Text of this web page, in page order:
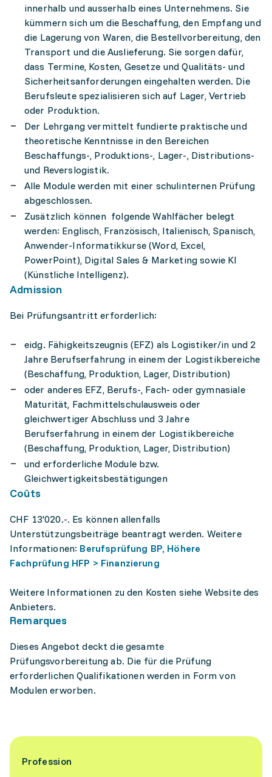
innerhalb und ausserhalb eines Unternehmens. Sie
kümmern sich um die Beschaffung, den Empfang und
die Lagerung von Waren, die Bestellvorbereitung, den
Transport und die Auslieferung. Sie sorgen dafür,
dass Termine, Kosten, Gesetze und Qualitäts- und
Sicherheitsanforderungen eingehalten werden. Die
Berufsleute spezialisieren sich auf Lager, Vertrieb
oder Produktion.
Der Lehrgang vermittelt fundierte praktische und
theoretische Kenntnisse in den Bereichen
Beschaffungs-, Produktions-, Lager-, Distributions-
und Reverslogistik.
Alle Module werden mit einer schulinternen Prüfung
abgeschlossen.
Zusätzlich können folgende Wahlfächer belegt
werden: Englisch, Französisch, Italienisch, Spanisch,
Anwender-Informatikkurse (Word, Excel,
PowerPoint), Digital Sales & Marketing sowie KI
(Künstliche Intelligenz).
Admission
Bei Prüfungsantritt erforderlich:
eidg. Fähigkeitszeugnis (EFZ) als Logistiker/in und 2
Jahre Berufserfahrung in einem der Logistikbereiche
(Beschaffung, Produktion, Lager, Distribution)
oder anderes EFZ, Berufs-, Fach- oder gymnasiale
Maturität, Fachmittelschulausweis oder
gleichwertiger Abschluss und 3 Jahre
Berufserfahrung in einem der Logistikbereiche
(Beschaffung, Produktion, Lager, Distribution)
und erforderliche Module bzw.
Gleichwertigkeitsbestätigungen
Coûts
CHF 13'020.-. Es können allenfalls
Unterstützungsbeiträge beantragt werden. Weitere
Informationen: Berufsprüfung BP, Höhere
Fachprüfung HFP > Finanzierung
Weitere Informationen zu den Kosten siehe Website des
Anbieters.
Remarques
Dieses Angebot deckt die gesamte
Prüfungsvorbereitung ab. Die für die Prüfung
erforderlichen Qualifikationen werden in Form von
Modulen erworben.
Profession